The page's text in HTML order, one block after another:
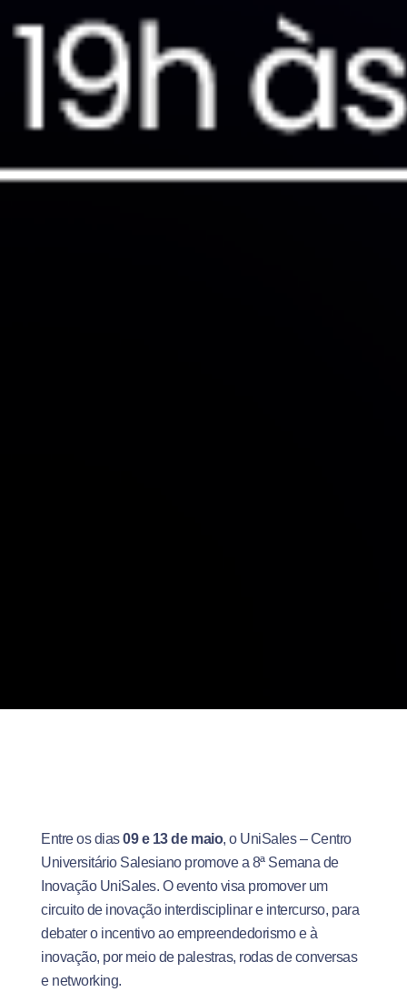
Entre os dias09 e 13 de maio, o UniSales – Centro
Universitário Salesiano promove a 8ª Semana de
Inovação UniSales. O evento visa promover um
circuito de inovação interdisciplinar e intercurso, para
debater o incentivo ao empreendedorismo e à
inovação, por meio de palestras, rodas de conversas
e networking.